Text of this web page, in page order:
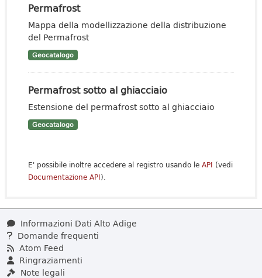
Permafrost
Mappa della modellizzazione della distribuzione
del Permafrost
Geocatalogo
Permafrost sotto al ghiacciaio
Estensione del permafrost sotto al ghiacciaio
Geocatalogo
E' possibile inoltre accedere al registro usando le API (vedi
Documentazione API).
Informazioni Dati Alto Adige
Domande frequenti
Atom Feed
Ringraziamenti
Note legali